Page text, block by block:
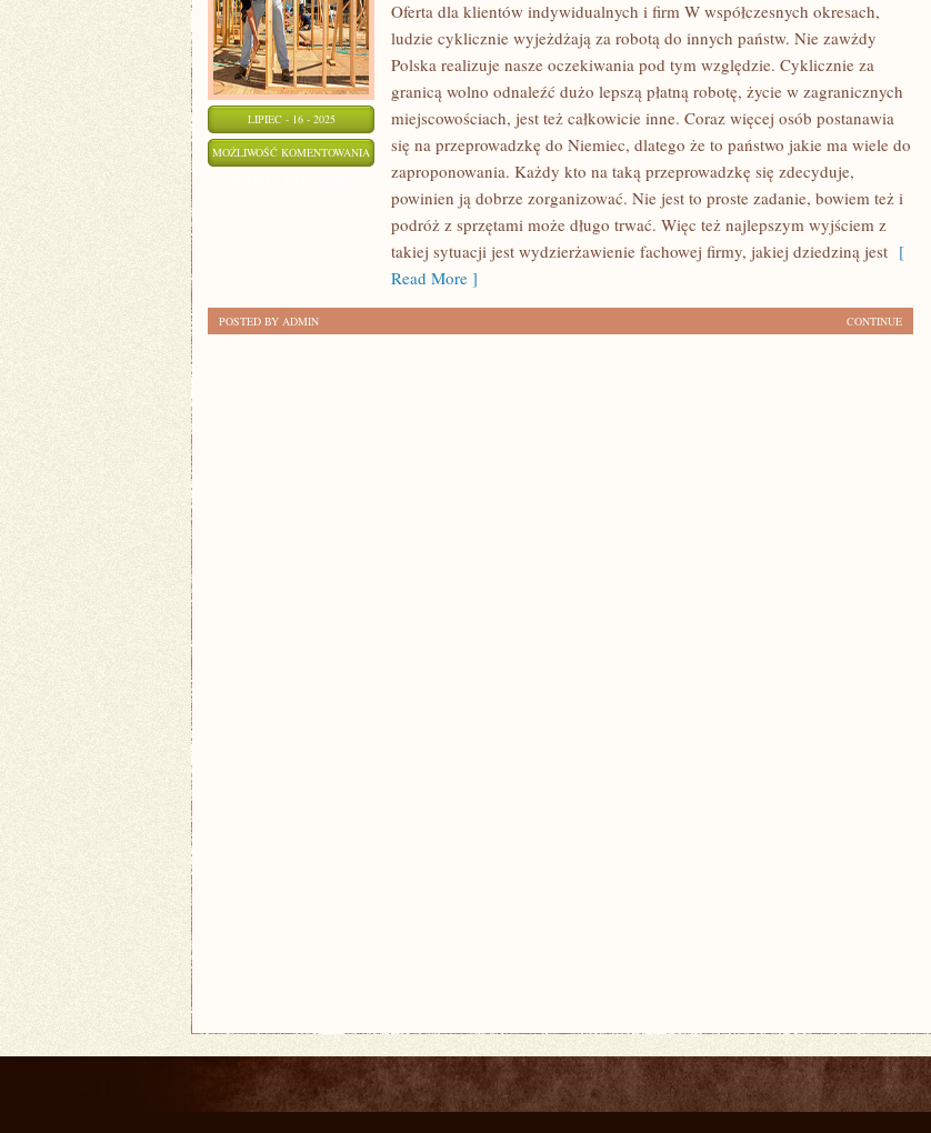
LIPIEC - 16 - 2025
MOŻLIWOŚĆ KOMENTOWANIA FIRMA
PRZEPROWADZEK
Oferta dla klientów indywidualnych i firm W współczesnych okresach,
ludzie cyklicznie wyjeżdżają za robotą do innych państw. Nie zawżdy
Polska realizuje nasze oczekiwania pod tym względzie. Cyklicznie za
granicą wolno odnaleźć dużo lepszą płatną robotę, życie w zagranicznych
miejscowościach, jest też całkowicie inne. Coraz więcej osób postanawia
się na przeprowadzkę do Niemiec, dlatego że to państwo jakie ma wiele do
zaproponowania. Każdy kto na taką przeprowadzkę się zdecyduje,
powinien ją dobrze zorganizować. Nie jest to proste zadanie, bowiem też i
podróż z sprzętami może długo trwać. Więc też najlepszym wyjściem z
takiej sytuacji jest wydzierżawienie fachowej firmy, jakiej dziedziną jest [
Read More ]
CONTINUE
POSTED BY ADMIN